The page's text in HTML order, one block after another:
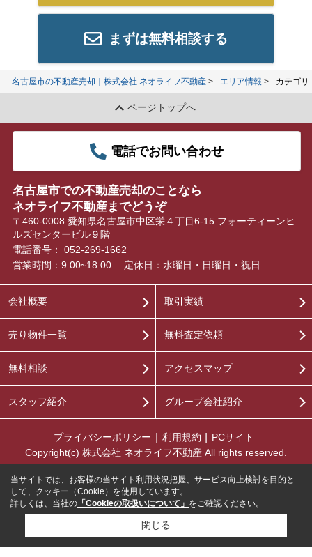
まずは無料相談する
名古屋市の不動産売却｜株式会社 ネオライフ不動産 エリア情報 カテゴリ
ページトップへ
電話でお問い合わせ
名古屋市での不動産売却のことなら
ネオライフ不動産までどうぞ
〒460-0008 愛知県名古屋市中区栄４丁目6-15 フォーティーンヒ
ルズセンタービル９階
電話番号： 052-269-1662
営業時間：9:00~18:00
定休日：水曜日・日曜日・祝日
会社概要
売り物件一覧
無料相談
スタッフ紹介
取引実績
無料査定依頼
アクセスマップ
グループ会社紹介
プライバシーポリシー 利用規約
PCサイト
Copyright(c) 株式会社 ネオライフ不動産 All rights reserved.
当サイトでは、お客様の当サイト利用状況把握、サービス向上検討を目的と
して、クッキー（Cookie）を使用しています。
詳しくは、当社の 「Cookieの取扱いについて」 をご確認ください。
閉じる